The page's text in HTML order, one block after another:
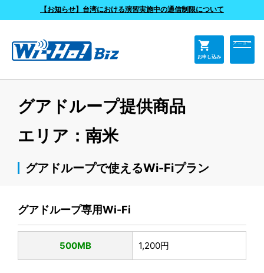
【お知らせ】台湾における演習実施中の通信制限について
shopping_cart
お申し込み
メニュー
よくあるご質問
グアドループ提供商品
エリア：南米
グアドループで使えるWi-Fiプラン
グアドループ専用Wi-Fi
500MB 1,200円